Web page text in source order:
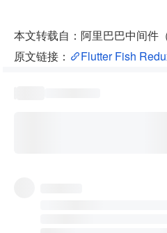
本文转载自：阿里巴巴中间件
原文链接：
Flutter Fish